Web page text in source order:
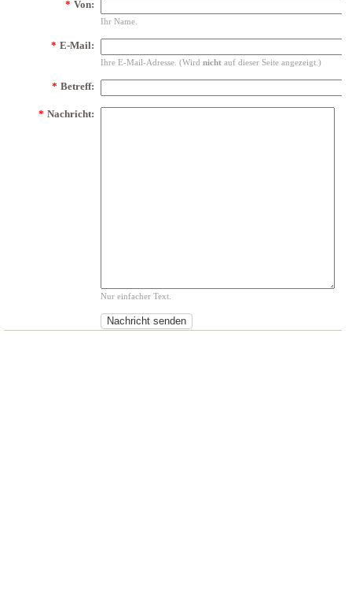
* Von:
Ihr Name.
* E-Mail:
Ihre E-Mail-Adresse. (Wird nicht auf dieser Seite angezeigt.)
* Betreff:
* Nachricht:
Nur einfacher Text.